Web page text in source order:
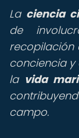
La ciencia
de
recopilación
conciencia
la vida
campo.